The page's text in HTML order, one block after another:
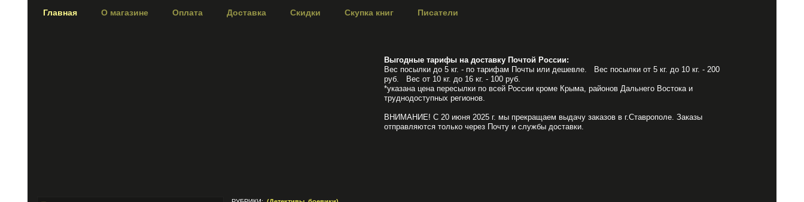
Главная О магазине Оплата Доставка Скидки Скупка книг Писатели
Выгодные тарифы на доставку Почтой России:
Вес посылки до 5 кг. - по тарифам Почты или дешевле. Вес посылки от 5 кг. до 10 кг. - 200
руб. Вес от 10 кг. до 16 кг. - 100 руб.
*указана цена пересылки по всей России кроме Крыма, районов Дальнего Востока и
труднодоступных регионов.
ВНИМАНИЕ! С 20 июня 2025 г. мы прекращаем выдачу заказов в г.Ставрополе. Заказы
отправляются только через Почту и службы доставки.